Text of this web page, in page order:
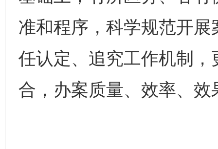
准和程序，科学规范开
任认定、追究工作机制
合，办案质量、效率、效